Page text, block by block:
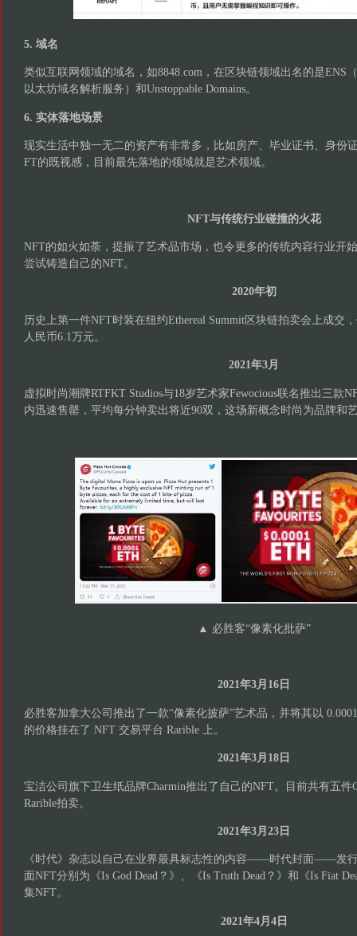
5. 域名
类似互联网领域的域名，如8848.com，在区块链领域出名的是ENS（
以太坊域名解析服务）和Unstoppable Domains。
6. 实体落地场景
现实生活中独一无二的资产有非常多，比如房产、毕业证书、身份
FT的既视感，目前最先落地的领域就是艺术领域。
NFT与传统行业碰撞的火花
NFT的如火如荼，提振了艺术品市场，也令更多的传统内容行业开
尝试铸造自己的NFT。
2020年初
历史上第一件NFT时装在纽约Ethereal Summit区块链拍卖会上成交
人民币6.1万元。
2021年3月
虚拟时尚潮牌RTFKT Studios与18岁艺术家Fewocious联名推出三款
内迅速售罄，平均每分钟卖出将近90双，这场新概念时尚为品牌和
▲ 必胜客“像素化批萨”
2021年3月16日
必胜客加拿大公司推出了一款“像素化披萨”艺术品，并将其以
的价格挂在了 NFT 交易平台 Rarible 上。
2021年3月18日
宝洁公司旗下卫生纸品牌Charmin推出了自己的NFT。目前共有五件
Rarible拍卖。
2021年3月23日
《时代》杂志以自己在业界最具标志性的内容——时代封面——发
面NFT分别为《Is God Dead？》、《Is Truth Dead？》和《Is Fiat
集NFT。
2021年4月4日